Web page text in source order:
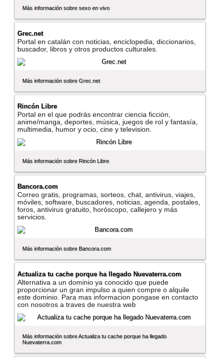
Más información sobre sexo en vivo
Grec.net
Portal en catalán con noticias, enciclopedia, diccionarios,
buscador, libros y otros productos culturales.
Más información sobre Grec.net
Rincón Libre
Portal en el que podrás encontrar ciencia ficción,
anime/manga, deportes, música, juegos de rol y fantasí­a,
multimedia, humor y ocio, cine y television.
Más información sobre Rincón Libre
Bancora.com
Correo gratis, programas, sorteos, chat, antivirus, viajes,
móviles, software, buscadores, noticias, agenda, postales,
foros, antivirus gratuito, horóscopo, callejero y más
servicios.
Más información sobre Bancora.com
Actualiza tu cache porque ha llegado Nuevaterra.com
Alternativa a un dominio ya conocido que puede
proporcionar un gran impulso a quien compre o alquile
este dominio. Para mas informacion pongase en contacto
con nosotros a traves de nuestra web
Más información sobre Actualiza tu cache porque ha llegado
Nuevaterra.com